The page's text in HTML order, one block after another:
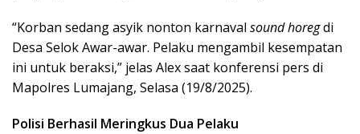
“Korban sedang asyik nonton karnaval sound horegdi
Desa Selok Awar-awar. Pelaku mengambil kesempatan
ini untuk beraksi,” jelas Alex saat konferensi pers di
Mapolres Lumajang, Selasa (19/8/2025).
Polisi Berhasil Meringkus Dua Pelaku